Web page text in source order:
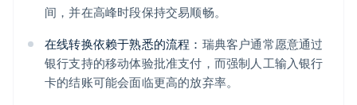
间，并在高峰时段保持交易顺畅。
在线转换依赖于熟悉的流程： 瑞典客户通常愿意通过
银行支持的移动体验批准支付，而强制人工输入银行
卡的结账可能会面临更高的放弃率。